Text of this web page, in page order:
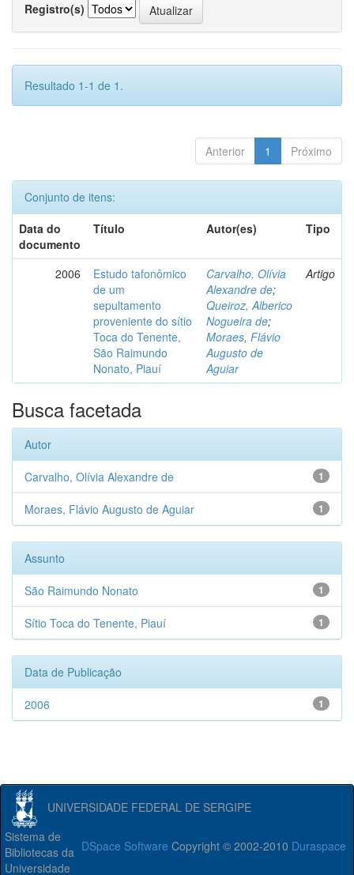
Registro(s)
Resultado 1-1 de 1.
Anterior 1 Próximo
Conjunto de itens:
Data do
documento
Título Autor(es) Tipo
2006
Estudo tafonômico
de um
sepultamento
proveniente do sítio
Toca do Tenente,
São Raimundo
Nonato, Piauí
Carvalho, Olívia
Alexandre de;
Queiroz, Alberico
Nogueira de;
Moraes, Flávio
Augusto de
Aguiar
Artigo
Busca facetada
Autor
1
Carvalho, Olívia Alexandre de
1
Moraes, Flávio Augusto de Aguiar
Assunto
1
São Raimundo Nonato
1
Sítio Toca do Tenente, Piauí
Data de Publicação
1
2006
UNIVERSIDADE FEDERAL DE SERGIPE
DSpace Software Copyright © 2002-2010 Duraspace
Sistema de
Bibliotecas da
Universidade